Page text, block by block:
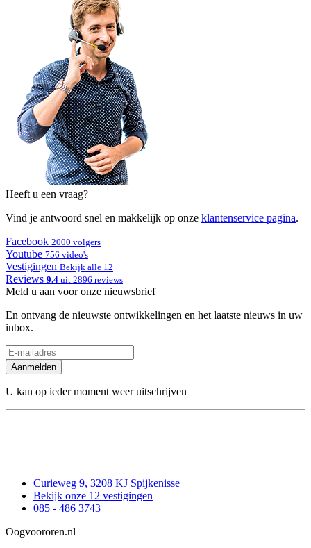
Heeft u een vraag?
Vind je antwoord snel en makkelijk op onze klantenservice pagina.
Facebook 2000 volgers
Youtube 756 video's
Vestigingen Bekijk alle 12
Reviews 9.4 uit 2896 reviews
Meld u aan voor onze nieuwsbrief
En ontvang de nieuwste ontwikkelingen en het laatste nieuws in uw
inbox.
Aanmelden
U kan op ieder moment weer uitschrijven
Curieweg 9, 3208 KJ Spijkenisse
Bekijk onze 12 vestigingen
085 - 486 3743
Oogvoororen.nl